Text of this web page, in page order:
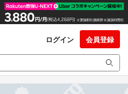
ログイン 会員登録